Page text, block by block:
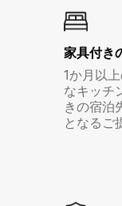
家具付き⁠
1か月以
なキッチ
きの宿泊
となるご